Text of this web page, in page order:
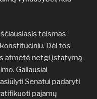
teismas
Dėl tos
atmetė netgi įstatymą
Galiausiai
Senatui padaryti
pajamų